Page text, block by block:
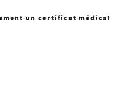
un certificat médical